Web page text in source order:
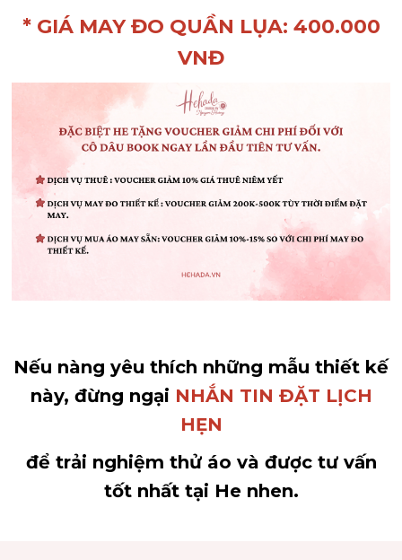
* GIÁ MAY ĐO QUẦN LỤA: 400.000
VNĐ
Nếu nàng yêu thích những mẫu thiết kế
này, đừng ngại NHẮN TIN ĐẶT LỊCH
HẸN
để trải nghiệm thử áo và được tư vấn
tốt nhất tại He nhen.